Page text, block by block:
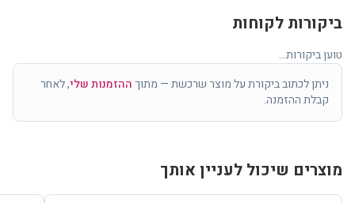
ביקורות לקוחות
טוען ביקורות...
ניתן לכתוב ביקורת על מוצר שרכשת — מתוךההזמנות שלי, לאחר
קבלת ההזמנה.
מוצרים שיכול לעניין אותך